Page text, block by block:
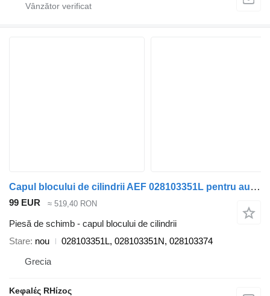
Capul blocului de cilindrii AEF 028103351L pentru automobil Volkswagen POLO, TRANSPORTER, CADDY
99 EUR ≈ 519,40 RON
Piesă de schimb - capul blocului de cilindrii
Stare nou
028103351L, 028103351N, 028103374
Grecia
Keφalές RHίzoς